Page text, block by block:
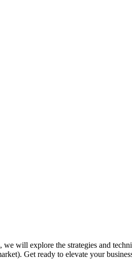
will explore the strategies and
Get ready to elevate your